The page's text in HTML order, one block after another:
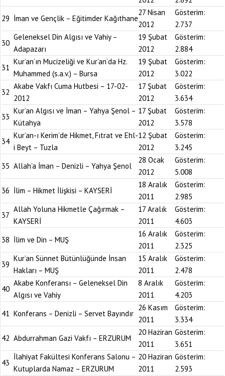
29 İman ve Gençlik – Eğitimder Kağıthane
27 Nisan
2012
Gösterim:
2.737
30
Geleneksel Din Algısı ve Vahiy –
Adapazarı
19 Şubat
2012
Gösterim:
2.884
31
Kur’an’ın Mucizeliği ve Kur’an’da Hz.
Muhammed (s.a.v.) – Bursa
19 Şubat
2012
Gösterim:
3.022
32
Akabe Vakfı Cuma Hutbesi – 17-02-
2012
17 Şubat
2012
Gösterim:
3.634
33
Kur’an Algısı ve İman – Yahya Şenol –
Kütahya
17 Şubat
2012
Gösterim:
3.578
34
Kur’an-ı Kerim’de Hikmet, Fıtrat ve Ehl-
i Beyt – Tuzla
12 Şubat
2012
Gösterim:
3.245
35 Allah’a İman – Denizli – Yahya Şenol
28 Ocak
2012
Gösterim:
5.008
36 İlim – Hikmet İlişkisi – KAYSERİ
18 Aralık
2011
Gösterim:
2.985
37
Allah Yoluna Hikmetle Çağırmak –
KAYSERİ
17 Aralık
2011
Gösterim:
4.603
38 İlim ve Din – MUŞ
16 Aralık
2011
Gösterim:
2.325
39
Kur’an Sünnet Bütünlüğünde İnsan
Hakları – MUŞ
15 Aralık
2011
Gösterim:
2.478
40
Akabe Konferansı – Geleneksel Din
Algısı ve Vahiy
8 Aralık
2011
Gösterim:
4.203
41 Konferans – Denizli – Servet Bayındır
26 Kasım
2011
Gösterim:
3.334
42 Abdurrahman Gazi Vakfı – ERZURUM
20 Haziran
2011
Gösterim:
3.651
43
İlahiyat Fakültesi Konferans Salonu –
Kutuplarda Namaz – ERZURUM
20 Haziran
2011
Gösterim:
2.593